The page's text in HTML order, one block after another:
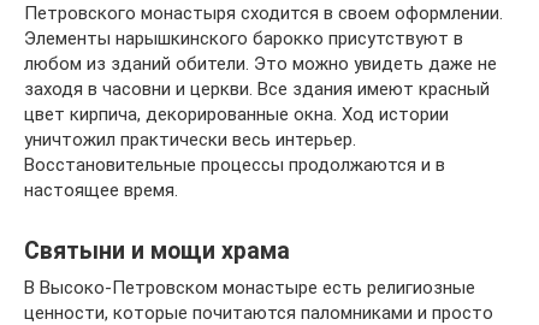
Петровского монастыря сходится в своем оформлении.
Элементы нарышкинского барокко присутствуют в
любом из зданий обители. Это можно увидеть даже не
заходя в часовни и церкви. Все здания имеют красный
цвет кирпича, декорированные окна. Ход истории
уничтожил практически весь интерьер.
Восстановительные процессы продолжаются и в
настоящее время.
Святыни и мощи храма
В Высоко-Петровском монастыре есть религиозные
ценности, которые почитаются паломниками и просто